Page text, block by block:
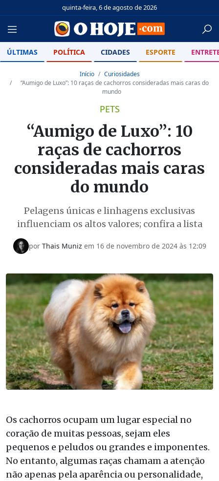
quinta-feira, 6 de agosto de 2026
ÚLTIMAS POLÍTICA CIDADES ESPORTE
Início
Curiosidades
“Aumigo de Luxo”: 10 raças de cachorros consideradas mais caras do
mundo
PETS
“Aumigo de Luxo”: 10
raças de cachorros
consideradas mais caras
do mundo
Pelagens únicas e linhagens exclusivas
influenciam os altos valores; confira a lista
por Thais Muniz em 16 de novembro de 2024 às 12:09
Os cachorros ocupam um lugar especial no
coração de muitas pessoas, sejam eles
pequenos e peludos ou grandes e imponentes.
No entanto, algumas raças chamam a atenção
não apenas pela aparência ou personalidade,